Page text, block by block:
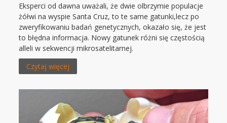
Eksperci od dawna uważali, że dwie olbrzymie populacje
żółwi na wyspie Santa Cruz, to te same gatunki,lecz po
zweryfikowaniu badań genetycznych, okazało się, że jest
to błędna informacja. Nowy gatunek różni się częstością
alleli w sekwencji mikrosatelitarnej.
Czytaj więcej